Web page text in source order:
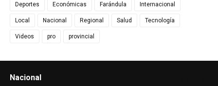
Deportes Económicas Farándula Internacional
Local Nacional Regional Salud Tecnología
Videos pro provincial
Nacional